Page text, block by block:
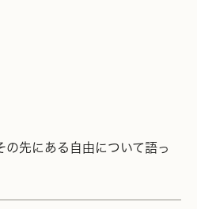
先にある自由について語っ